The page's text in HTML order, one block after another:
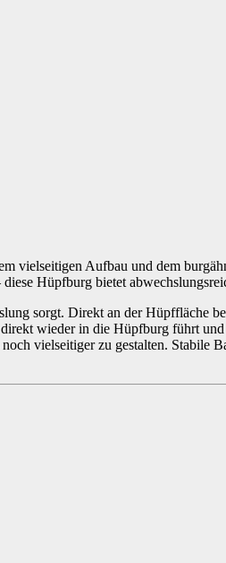
vielseitigen Aufbau und dem
Hüpfburg bietet
sorgt. Direkt an der Hüpffläche
wieder in die Hüpfburg führt
vielseitiger zu gestalten. Stabile